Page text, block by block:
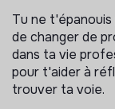
Tu ne
de changer de
dans ta vie
pour t'aider à
trouver ta voie.